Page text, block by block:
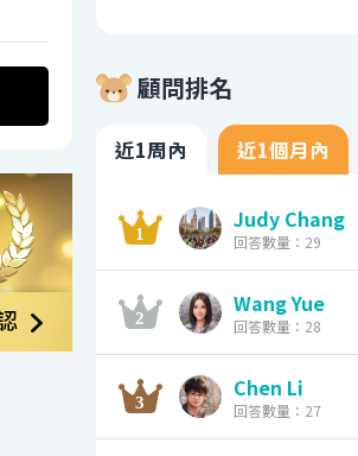
顧問排名
近1周內 近1個月內
Judy Chang
回答數量：29
Wang Yue
回答數量：28
Chen Li
回答數量：27